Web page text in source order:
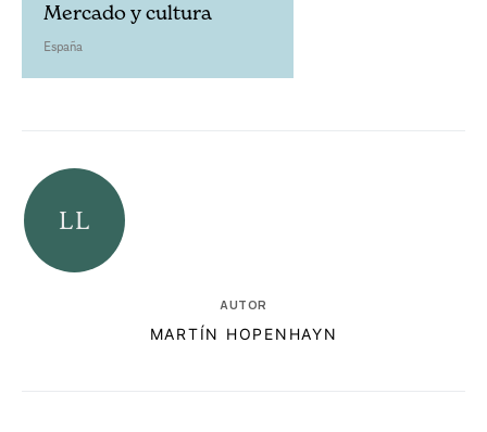
Mercado y cultura
España
AUTOR
MARTÍN HOPENHAYN